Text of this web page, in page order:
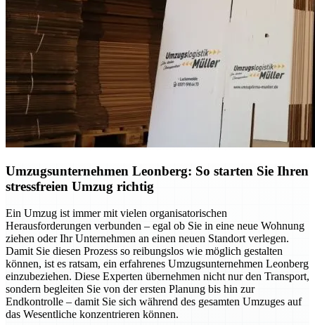
Umzugsunternehmen Leonberg: So starten Sie Ihren
stressfreien Umzug richtig
Ein Umzug ist immer mit vielen organisatorischen
Herausforderungen verbunden – egal ob Sie in eine neue Wohnung
ziehen oder Ihr Unternehmen an einen neuen Standort verlegen.
Damit Sie diesen Prozess so reibungslos wie möglich gestalten
können, ist es ratsam, ein erfahrenes Umzugsunternehmen Leonberg
einzubeziehen. Diese Experten übernehmen nicht nur den Transport,
sondern begleiten Sie von der ersten Planung bis hin zur
Endkontrolle – damit Sie sich während des gesamten Umzuges auf
das Wesentliche konzentrieren können.